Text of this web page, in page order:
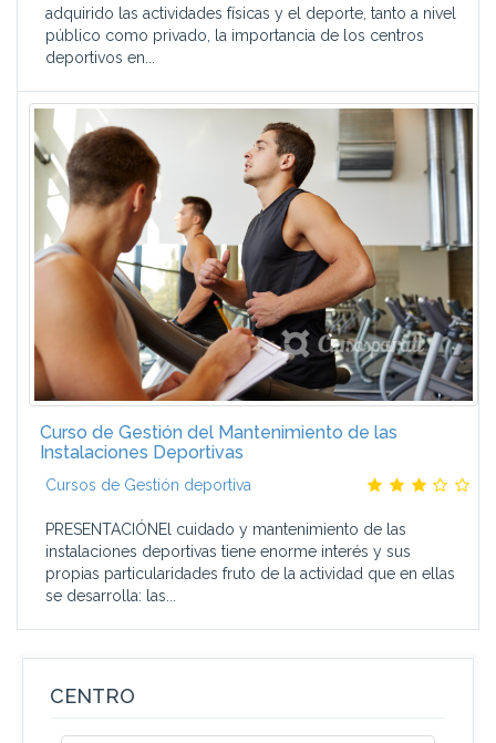
adquirido las actividades físicas y el deporte, tanto a nivel
público como privado, la importancia de los centros
deportivos en...
Curso de Gestión del Mantenimiento de las
Instalaciones Deportivas
Cursos de Gestión deportiva
PRESENTACIÓNEl cuidado y mantenimiento de las
instalaciones deportivas tiene enorme interés y sus
propias particularidades fruto de la actividad que en ellas
se desarrolla: las...
CENTRO